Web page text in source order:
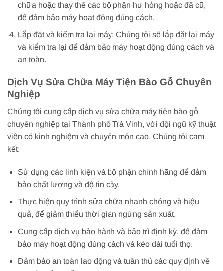
chữa hoặc thay thế các bộ phận hư hỏng hoặc đã cũ,
để đảm bảo máy hoạt động đúng cách.
Lắp đặt và kiểm tra lại máy: Chúng tôi sẽ lắp đặt lại máy
và kiểm tra lại để đảm bảo máy hoạt động đúng cách và
an toàn.
Dịch Vụ Sửa Chữa Máy Tiện Bào Gỗ Chuyên
Nghiệp
Chúng tôi cung cấp dịch vụ sửa chữa máy tiện bào gỗ
chuyên nghiệp tại Thành phố Trà Vinh, với đội ngũ kỹ thuật
viên có kinh nghiệm và chuyên môn cao. Chúng tôi cam
kết:
Sử dụng các linh kiện và bộ phận chính hãng để đảm
bảo chất lượng và độ tin cậy.
Thực hiện quy trình sửa chữa nhanh chóng và hiệu
quả, để giảm thiểu thời gian ngừng sản xuất.
Cung cấp dịch vụ bảo hành và bảo trì định kỳ, để đảm
bảo máy hoạt động đúng cách và kéo dài tuổi thọ.
Đảm bảo an toàn lao động và tuân thủ các quy định về